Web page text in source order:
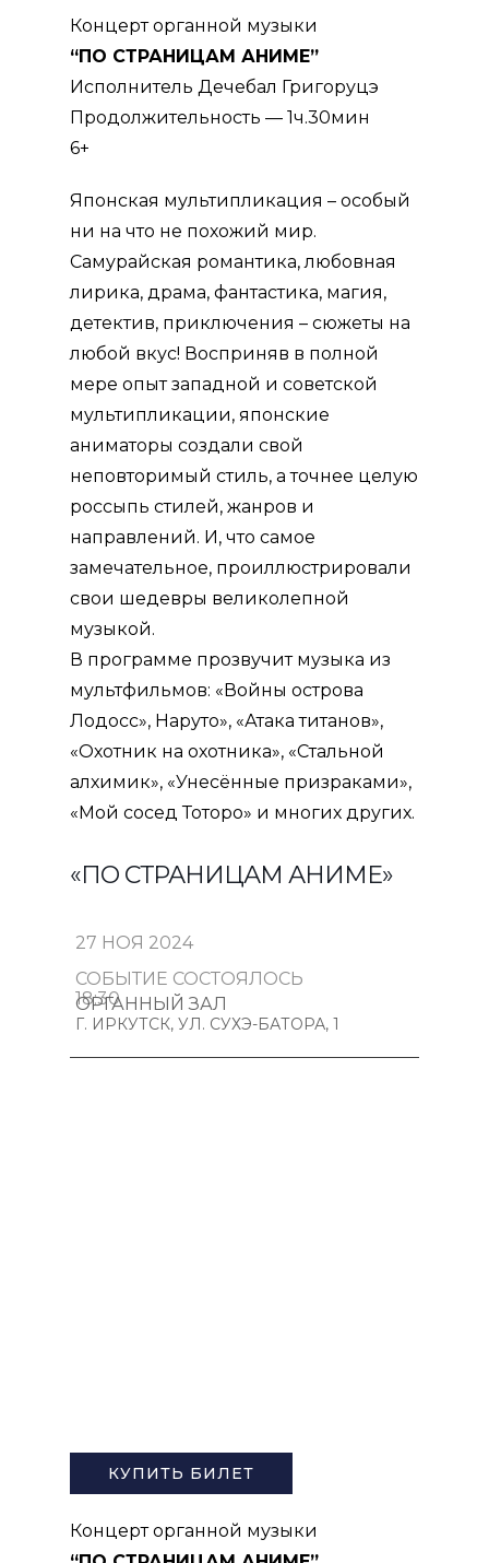
Концерт органной музыки
“ПО СТРАНИЦАМ АНИМЕ”
Исполнитель Дечебал Григоруцэ
Продолжительность — 1ч.30мин
6+
Японская мультипликация – особый
ни на что не похожий мир.
Самурайская романтика, любовная
лирика, драма, фантастика, магия,
детектив, приключения – сюжеты на
любой вкус! Восприняв в полной
мере опыт западной и советской
мультипликации, японские
аниматоры создали свой
неповторимый стиль, а точнее целую
россыпь стилей, жанров и
направлений. И, что самое
замечательное, проиллюстрировали
свои шедевры великолепной
музыкой.
В программе прозвучит музыка из
мультфильмов: «Войны острова
Лодосс», Наруто», «Атака титанов»,
«Охотник на охотника», «Стальной
алхимик», «Унесённые призраками»,
«Мой сосед Тоторо» и многих других.
«ПО СТРАНИЦАМ АНИМЕ»
27 НОЯ 2024
СОБЫТИЕ СОСТОЯЛОСЬ
18:30
ОРГАННЫЙ ЗАЛ
Г. ИРКУТСК, УЛ. СУХЭ-БАТОРА, 1
КУПИТЬ БИЛЕТ
Концерт органной музыки